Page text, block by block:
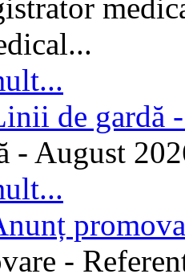
de gardă
- August
-